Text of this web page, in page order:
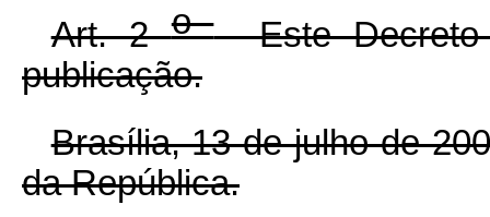
Art. 2oEste Decreto
publicação.
Brasília, 13 de julho de
da República.